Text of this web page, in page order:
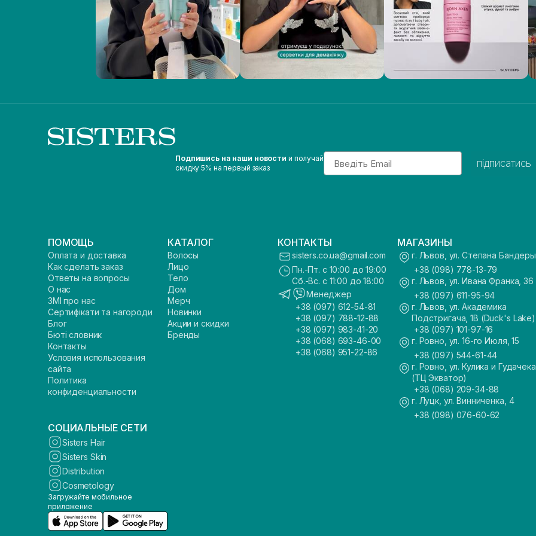
Подпишись на наши новости и получай
скидку 5% на первый заказ
Email
підписатись
ПОМОЩЬ
Оплата и доставка
Как сделать заказ
Ответы на вопросы
О нас
ЗМІ про нас
Сертифікати та нагороди
Блог
Бюті словник
Контакты
Условия использования
сайта
Политика
конфиденциальности
КАТАЛОГ
Волосы
Лицо
Тело
Дом
Мерч
Новинки
Акции и скидки
Бренды
КОНТАКТЫ
sisters.co.ua@gmail.com
Пн.-Пт. с 10:00 до 19:00
Сб.-Вс. с 11:00 до 18:00
Менеджер
+38 (097) 612-54-81
+38 (097) 788-12-88
+38 (097) 983-41-20
+38 (068) 693-46-00
+38 (068) 951-22-86
МАГАЗИНЫ
г. Львов, ул. Степана
+38 (098) 778-13-79
г. Львов, ул. Ивана Франка, 36
+38 (097) 611-95-94
г. Львов, ул. Академика
Подстригача, 1В (Duck's Lake)
+38 (097) 101-97-16
г. Ровно, ул. 16-го Июля, 15
+38 (097) 544-61-44
г. Ровно, ул. Кулика и
(ТЦ Экватор)
+38 (068) 209-34-88
г. Луцк, ул. Винниченка, 4
+38 (098) 076-60-62
СОЦИАЛЬНЫЕ СЕТИ
Sisters Hair
Sisters Skin
Distribution
Cosmetology
Загружайте мобильное
приложение